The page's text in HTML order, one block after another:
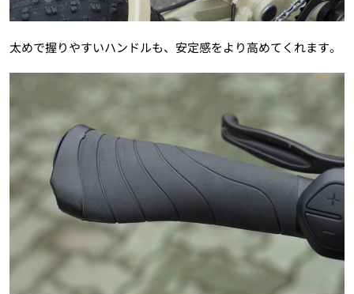
太めで握りやすいハンドルも、安定感をより高めてくれます。